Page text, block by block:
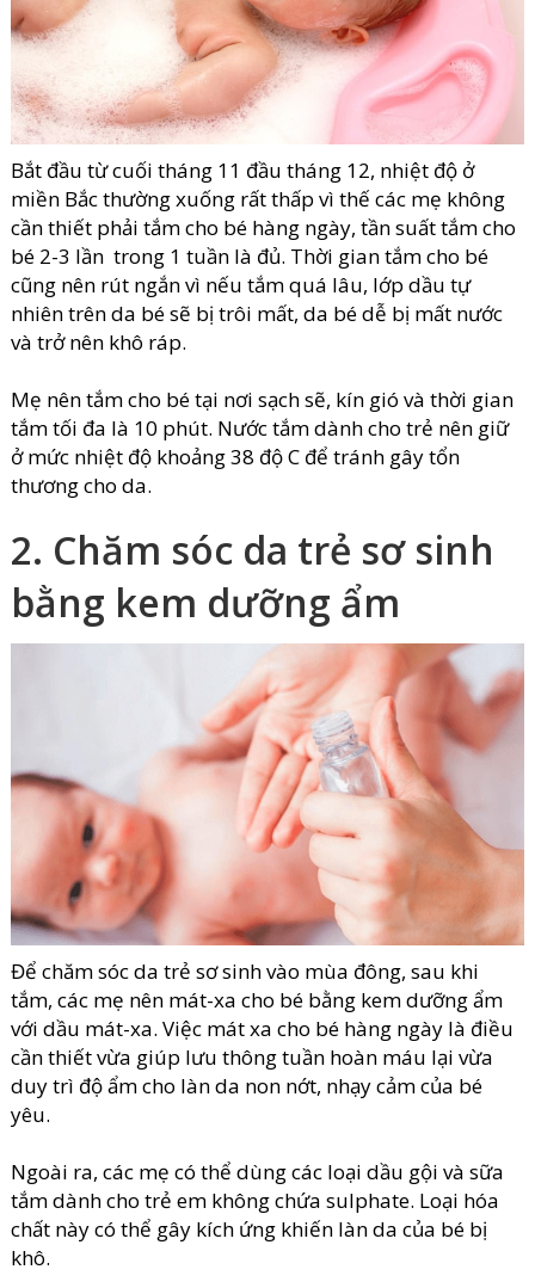
Bắt đầu từ cuối tháng 11 đầu tháng 12, nhiệt độ ở
miền Bắc thường xuống rất thấp vì thế các mẹ không
cần thiết phải tắm cho bé hàng ngày, tần suất tắm cho
bé 2-3 lần trong 1 tuần là đủ. Thời gian tắm cho bé
cũng nên rút ngắn vì nếu tắm quá lâu, lớp dầu tự
nhiên trên da bé sẽ bị trôi mất, da bé dễ bị mất nước
và trở nên khô ráp.
Mẹ nên tắm cho bé tại nơi sạch sẽ, kín gió và thời gian
tắm tối đa là 10 phút. Nước tắm dành cho trẻ nên giữ
ở mức nhiệt độ khoảng 38 độ C để tránh gây tổn
thương cho da.
2. Chăm sóc da trẻ sơ sinh
bằng kem dưỡng ẩm
Để chăm sóc da trẻ sơ sinh vào mùa đông, sau khi
tắm, các mẹ nên mát-xa cho bé bằng kem dưỡng ẩm
với dầu mát-xa. Việc mát xa cho bé hàng ngày là điều
cần thiết vừa giúp lưu thông tuần hoàn máu lại vừa
duy trì độ ẩm cho làn da non nớt, nhạy cảm của bé
yêu.
Ngoài ra, các mẹ có thể dùng các loại dầu gội và sữa
tắm dành cho trẻ em không chứa sulphate. Loại hóa
chất này có thể gây kích ứng khiến làn da của bé bị
khô.